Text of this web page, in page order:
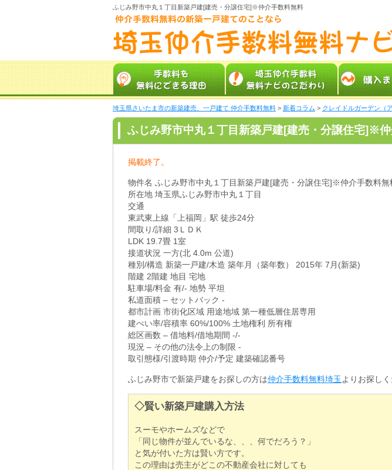
ふじみ野市中丸１丁目新築戸建[建売・分譲住宅]※仲介手数料無料
埼玉県さいたま市の新築建売、一戸建て 仲介手数料無料 > 新着コラム > クレイドルガーデン（
ふじみ野市中丸１丁目新築戸建[建売・分譲住宅]※
掲載終了。
物件名 ふじみ野市中丸１丁目新築戸建[建売・分譲住宅]※仲介手数料無
所在地 埼玉県ふじみ野市中丸１丁目
交通
東武東上線「上福岡」駅 徒歩24分
間取り/詳細 3ＬＤＫ
LDK 19.7畳 1室
接道状況 一方(北 4.0m 公道)
種別/構造 新築一戸建/木造 築年月（築年数） 2015年 7月(新築)
階建 2階建 地目 宅地
駐車場/料金 有/- 地勢 平坦
私道面積 – セットバック -
都市計画 市街化区域 用途地域 第一種低層住居専用
建ぺい率/容積率 60%/100% 土地権利 所有権
総区画数 – 借地料/借地期間 -/-
現況 – その他の法令上の制限 -
取引態様/引渡時期 仲介/予定 建築確認番号
ふじみ野市で新築戸建をお探しの方は仲介手数料無料埼玉 よりお探しく
◇賢い新築戸建購入方法
スーモやホームズなどで
「同じ物件が並んでいるな、、、何でだろう？」
と気が付いた方は賢い方です。
この理由は売主がどこの不動産会社に対しても